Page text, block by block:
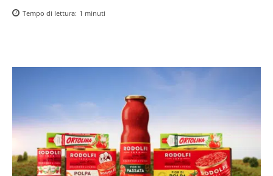
Tempo di lettura: 1 minuti